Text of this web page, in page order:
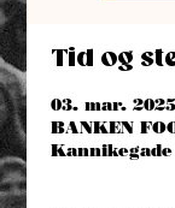
Tid og
03. mar.
BANKEN